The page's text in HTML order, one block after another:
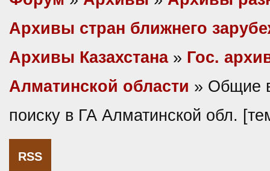
Архивы стран ближнего
Архивы Казахстана» Гос.
Алматинской области » Общие
поиску в ГА Алматинской обл.
RSS